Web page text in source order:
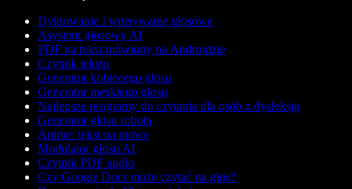
Dyktowanie i wpisywanie głosowe
Asystent głosowy AI
PDF na tekst mówiony na Androidzie
Czytnik tekstu
Generator kobiecego głosu
Generator męskiego głosu
Najlepsze programy do czytania dla osób z dysleksją
Generator głosu robota
Anime: tekst na mowę
Modulator głosu AI
Czytnik PDF audio
Czy Google Docs może czytać na głos?